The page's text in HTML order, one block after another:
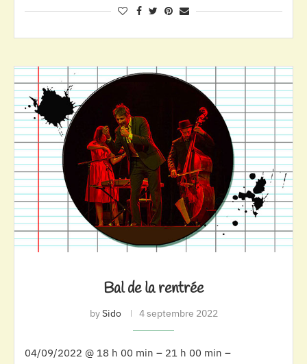
Bal de la rentrée
bySido 4 septembre 2022
04/09/2022 @ 18 h 00 min – 21 h 00 min –